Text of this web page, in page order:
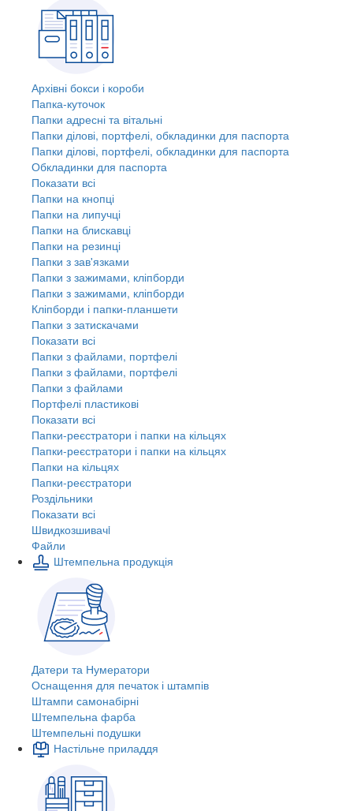
Архівні бокси і короби
Папка-куточок
Папки адресні та вітальні
Папки ділові, портфелі, обкладинки для паспорта
Папки ділові, портфелі, обкладинки для паспорта
Обкладинки для паспорта
Показати всі
Папки на кнопці
Папки на липучці
Папки на блискавці
Папки на резинці
Папки з зав'язками
Папки з зажимами, кліпборди
Папки з зажимами, кліпборди
Кліпборди і папки-планшети
Папки з затискачами
Показати всі
Папки з файлами, портфелі
Папки з файлами, портфелі
Папки з файлами
Портфелі пластикові
Показати всі
Папки-реєстратори і папки на кільцях
Папки-реєстратори і папки на кільцях
Папки на кільцях
Папки-реєстратори
Роздільники
Показати всі
Швидкозшивачi
Файли
Штемпельна продукція
Датери та Нумератори
Оснащення для печаток і штампів
Штампи самонабірні
Штемпельна фарба
Штемпельні подушки
Настільне приладдя